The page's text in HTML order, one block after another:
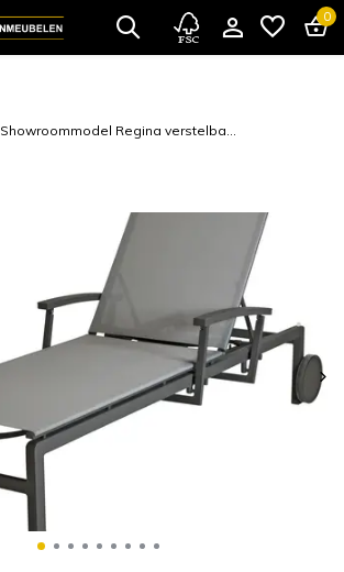
0
Showroommodel Regina verstelba...